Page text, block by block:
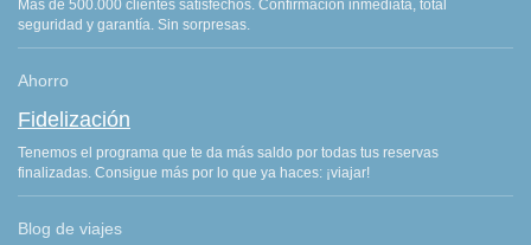
Más de 500.000 clientes satisfechos. Confirmación inmediata, total
seguridad y garantía. Sin sorpresas.
Ahorro
Fidelización
Tenemos el programa que te da más saldo por todas tus reservas
finalizadas. Consigue más por lo que ya haces: ¡viajar!
Blog de viajes